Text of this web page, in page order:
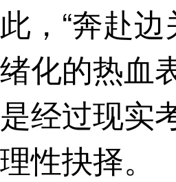
此，“奔赴
绪化的热血
是经过现实
理性抉择。